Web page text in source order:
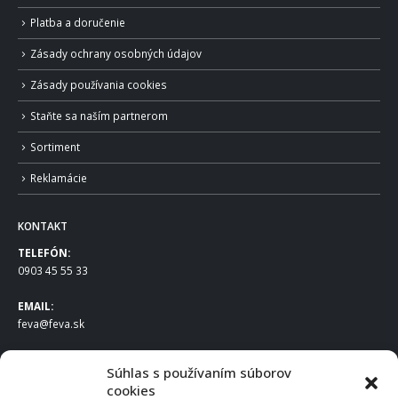
Súhlas s používaním súborov
cookies
Platba a doručenie
Zásady ochrany osobných údajov
Zásady používania cookies
Staňte sa naším partnerom
Sortiment
Reklamácie
KONTAKT
TELEFÓN:
0903 45 55 33
EMAIL:
feva@feva.sk
FEVA Slovakia SK s.r.o.